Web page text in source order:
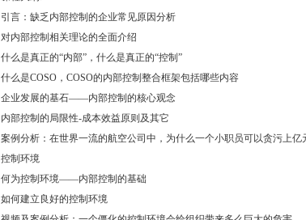
引言：缺乏内部控制的企业常见原因分析
对内部控制相关理论的全面介绍
什么是真正的“内部”，什么是真正的“控制”
什么是COSO，COSO的内部控制整合框架包括哪些内容
企业发展的基石——内部控制的核心观念
内部控制的局限性-成本效益原则及其它
案例分析：在世界一流的航空公司中，为什么一个小职员可以贪污上亿
控制环境
何为控制环境——内部控制的基础
如何建立良好的控制环境